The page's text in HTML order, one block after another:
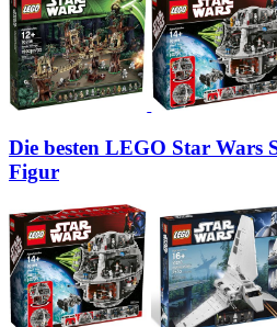
Die besten LEGO Star Wars
Figur